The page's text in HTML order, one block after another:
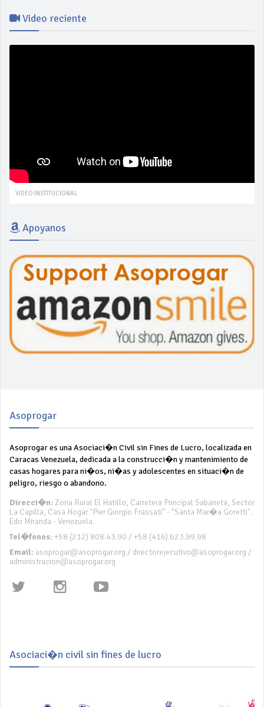
Video reciente
VIDEO INSTITUCIONAL
Apoyanos
Asoprogar
Asoprogar es una Asociaci�n Civil sin Fines de Lucro, localizada en
Caracas Venezuela, dedicada a la construcci�n y mantenimiento de
casas hogares para ni�os, ni�as y adolescentes en situaci�n de
peligro, riesgo o abandono.
Direcci�n: Zona Rural El Hatillo, Carretera Principal Sabaneta, Sector
La Capilla, Casa Hogar "Pier Giorgio Frassati" - "Santa Mar�a Goretti".
Edo Miranda - Venezuela.
Tel�fonos: +58 (212) 808.43.90 / +58 (416) 623.99.98
Email: asoprogar@asoprogar.org / directorejecutivo@asoprogar.org /
administracion@asoprogar.org
Asociaci�n civil sin fines de lucro